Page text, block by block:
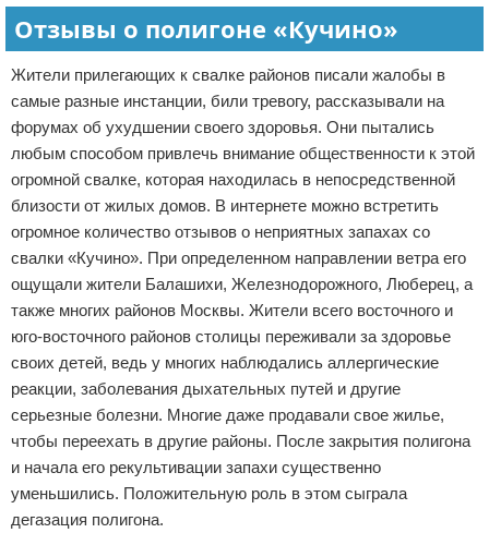
Отзывы о полигоне «Кучино»
Жители прилегающих к свалке районов писали жалобы в
самые разные инстанции, били тревогу, рассказывали на
форумах об ухудшении своего здоровья. Они пытались
любым способом привлечь внимание общественности к этой
огромной свалке, которая находилась в непосредственной
близости от жилых домов. В интернете можно встретить
огромное количество отзывов о неприятных запахах со
свалки «Кучино». При определенном направлении ветра его
ощущали жители Балашихи, Железнодорожного, Люберец, а
также многих районов Москвы. Жители всего восточного и
юго-восточного районов столицы переживали за здоровье
своих детей, ведь у многих наблюдались аллергические
реакции, заболевания дыхательных путей и другие
серьезные болезни. Многие даже продавали свое жилье,
чтобы переехать в другие районы. После закрытия полигона
и начала его рекультивации запахи существенно
уменьшились. Положительную роль в этом сыграла
дегазация полигона.